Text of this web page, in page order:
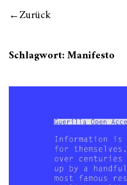
Zurück
Schlagwort:Manifesto